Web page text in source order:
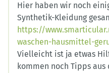
Hier haben wir noch
Synthetik-Kleidung
https://
waschen-hausmittel-
Vielleicht ist ja etwas
kommen noch Tipps